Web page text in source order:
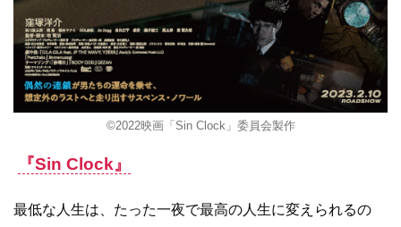
©2022映画「Sin Clock」委員会製作
『Sin Clock』
最低な人生は、たった一夜で最高の人生に変えられるの